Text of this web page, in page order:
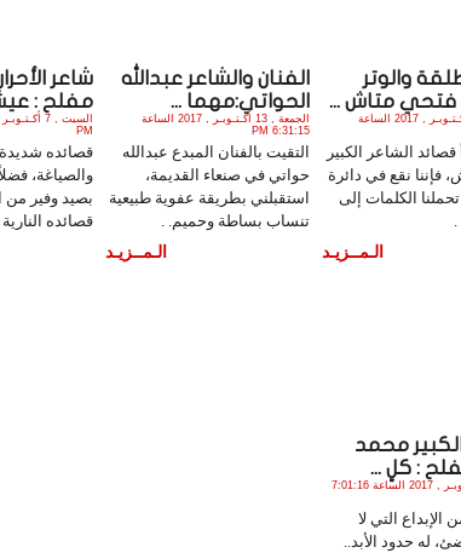
والوتر
فتحي متاش ...
الأربعاء , 25 أكـتـوبـر , 2017 الساعة
قصائد الشاعر الكبير
فإننا نقع في دائرة
الكلمات إلى
الـمــزيـد
الفنان والشاعر عبدالله
الحواتي:مهما ...
الجمعة , 13 أكـتـوبـر , 2017 الساعة
6:31:15 PM
التقيت بالفنان المبدع عبدالله
حواتي في صنعاء القديمة،
استقبلني بطريقة عفوية طبيعية
تنساب بساطة وحميم. .
الـمــزيـد
شاعر
مفلح :
PM
قصائده شديدة
والصياغة،
بصيد وفير من
قصائده النارية
الكبير محمد
: كلٍ ...
الأحد , 1 أكـتـوبـر , 2017 الساعة 7:01:16
الإبداع التي لا
له حدود الأبد..